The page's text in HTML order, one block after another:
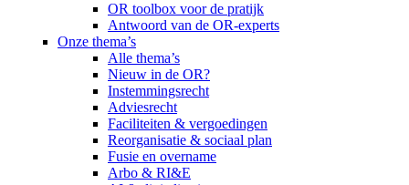
OR toolbox voor de pratijk
Antwoord van de OR-experts
Onze thema’s
Alle thema’s
Nieuw in de OR?
Instemmingsrecht
Adviesrecht
Faciliteiten & vergoedingen
Reorganisatie & sociaal plan
Fusie en overname
Arbo & RI&E